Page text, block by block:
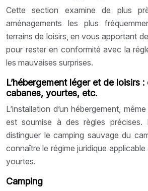
Cette section examine de plus
aménagements les plus
terrains de loisirs, en vous apportant
pour rester en conformité avec la
les mauvaises surprises.
L’hébergement léger et de loisirs
cabanes, yourtes, etc.
L’installation d’un hébergement,
est soumise à des règles
distinguer le camping sauvage du
connaître le régime juridique
yourtes.
Camping